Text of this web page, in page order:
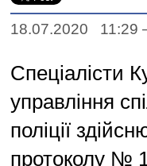
18.07.2020 11:29
Спеціалісти
управління
поліції
протоколу №